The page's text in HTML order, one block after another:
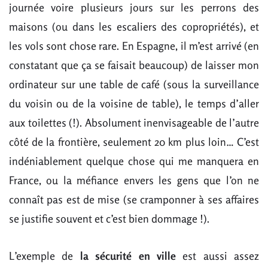
journée voire plusieurs jours sur les perrons des
maisons (ou dans les escaliers des copropriétés), et
les vols sont chose rare. En Espagne, il m’est arrivé (en
constatant que ça se faisait beaucoup) de laisser mon
ordinateur sur une table de café (sous la surveillance
du voisin ou de la voisine de table), le temps d’aller
aux toilettes (!). Absolument inenvisageable de l’autre
côté de la frontière, seulement 20 km plus loin… C’est
indéniablement quelque chose qui me manquera en
France, ou la méfiance envers les gens que l’on ne
connaît pas est de mise (se cramponner à ses affaires
se justifie souvent et c’est bien dommage !).
L’exemple de la sécurité en villeest aussi assez